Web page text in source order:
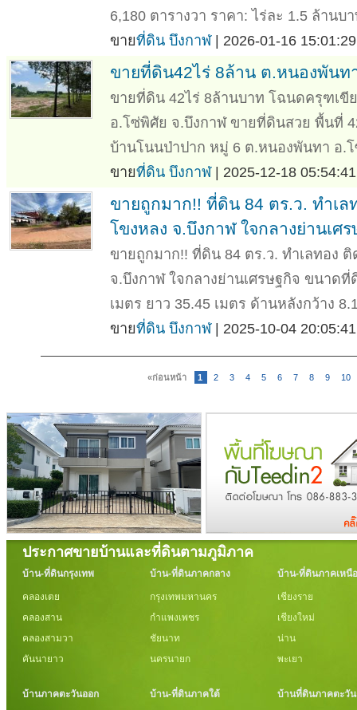
6,180 ตารางวา ราคา: ไร่ละ 1.5 ล้านบ
ขายที่ดิน บึงกาฬ| 2026-01-16
ขายที่ดิน42ไร่ 8ล้าน ต.หนองพันท
ขายที่ดิน 42ไร่ 8ล้านบาท โฉนดครุฑเ
อ.โซ่พิศัย จ.บึงกาฬ ขายที่ดินสวย พื้นที่
บ้านโนนป่าปาก หมู่ 6 ต.หนองพันทา อ.
ขายที่ดิน บึงกาฬ| 2025-12-18
ขายถูกมาก!! ที่ดิน 84 ตร.ว. ทำเ
โขงหลง จ.บึงกาฬ ใจกลางย่านเศ
ขายถูกมาก!! ที่ดิน 84 ตร.ว. ทำเลทอง
จ.บึงกาฬ ใจกลางย่านเศรษฐกิจ ขนาด
เมตร ยาว 35.45 เมตร ด้านหลังกว้าง
ขายที่ดิน บึงกาฬ| 2025-10-04
«ก่อนหน้า 1 2 3 4 5 6 7 8 9 10
ประกาศขายบ้านและที่ดินตามภูมิภาค
บ้าน-ที่ดินกรุงเทพ
คลองเตย
คลองสาน
คลองสามวา
คันนายาว
บ้านภาคตะวันออก
บ้าน-ที่ดินภาคกลาง
กรุงเทพมหานคร
กำแพงเพชร
ชัยนาท
นครนายก
บ้าน-ที่ดินภาคใต้
บ้าน-ที่ดินภาคเหนือ
เชียงราย
เชียงใหม่
น่าน
พะเยา
บ้านที่ดินภาคตะวั